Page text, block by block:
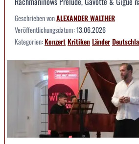
Geschrieben vonALEXANDER WALTHER
Veröffentlichungsdatum:13.06.2026
Kategorien:KonzertKritikenLänder